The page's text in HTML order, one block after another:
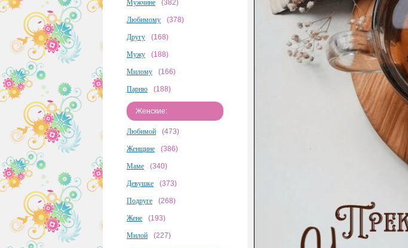
Мужчине (382)
Любимому (378)
Другу (168)
Мужу (188)
Милому (166)
Парню (188)
Женские:
Любимой (473)
Женщине (386)
Маме (340)
Девушке (373)
Подруге (268)
Жене (193)
Милой (227)